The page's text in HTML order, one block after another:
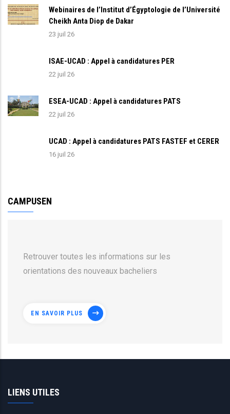
Webinaires de l’Institut d’Égyptologie de l’Université
Cheikh Anta Diop de Dakar
23 juil 26
ISAE-UCAD : Appel à candidatures PER
22 juil 26
ESEA-UCAD : Appel à candidatures PATS
22 juil 26
UCAD : Appel à candidatures PATS FASTEF et CERER
16 juil 26
CAMPUSEN
Retrouver toutes les informations sur les
orientations des nouveaux bacheliers
EN SAVOIR PLUS
LIENS UTILES